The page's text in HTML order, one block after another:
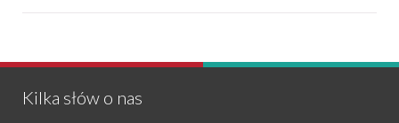
Kilka słów o nas